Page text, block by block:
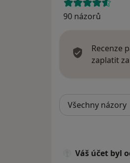
90 názorů
Recenze
zaplatit
Váš účet byl